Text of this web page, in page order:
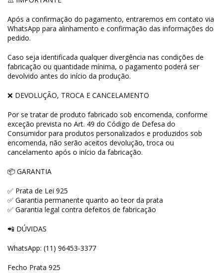
Após a confirmação do pagamento, entraremos em contato via
WhatsApp para alinhamento e confirmação das informações do
pedido.
Caso seja identificada qualquer divergência nas condições de
fabricação ou quantidade mínima, o pagamento poderá ser
devolvido antes do início da produção.
❌ DEVOLUÇÃO, TROCA E CANCELAMENTO
Por se tratar de produto fabricado sob encomenda, conforme
exceção prevista no Art. 49 do Código de Defesa do
Consumidor para produtos personalizados e produzidos sob
encomenda, não serão aceitos devolução, troca ou
cancelamento após o início da fabricação.
📦 GARANTIA
✅ Prata de Lei 925
✅ Garantia permanente quanto ao teor da prata
✅ Garantia legal contra defeitos de fabricação
📲 DÚVIDAS
WhatsApp: (11) 96453-3377
Fecho Prata 925